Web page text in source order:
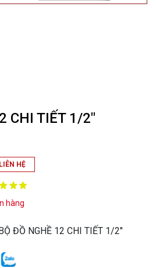
CHI TIẾT 1/2″
LIÊN HỆ
hàng
ĐỒ NGHỀ 12 CHI TIẾT 1/2″